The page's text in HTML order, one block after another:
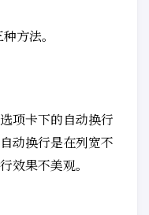
方法。
项卡下的自动换行
动换行是在列宽不
效果不美观。